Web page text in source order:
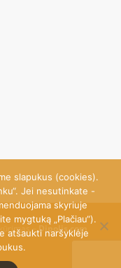
–Dipolis.com
slapukus (cookies).
Jei nesutinkate -
skyriuje
mygtuką „Plačiau“).
atšaukti naršyklėje